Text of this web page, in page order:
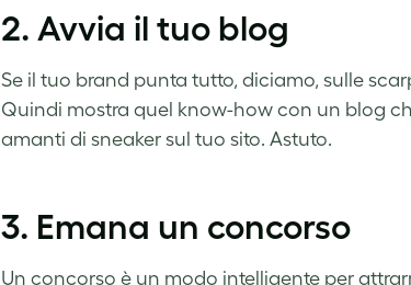
2. Avvia il tuo blog
Se il tuo brand punta tutto, diciamo, sulle
Quindi mostra quel know-how con un blog
amanti di sneaker sul tuo sito. Astuto.
3. Emana un concorso
Un concorso è un modo intelligente per